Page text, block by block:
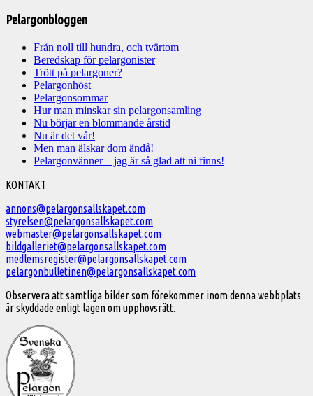
Pelargonbloggen
Från noll till hundra, och tvärtom
Beredskap för pelargonister
Trött på pelargoner?
Pelargonhöst
Pelargonsommar
Hur man minskar sin pelargonsamling
Nu börjar en blommande årstid
Nu är det vår!
Men man älskar dom ändå!
Pelargonvänner – jag är så glad att ni finns!
Välkommen
till
Svenska
Pelargonsällskapet
KONTAKT
annons@pelargonsallskapet.com
styrelsen@pelargonsallskapet.com
webmaster@pelargonsallskapet.com
bildgalleriet@pelargonsallskapet.com
medlemsregister@pelargonsallskapet.com
pelargonbulletinen@pelargonsallskapet.com
Observera att samtliga bilder som förekommer inom denna webbplats
är skyddade enligt lagen om upphovsrätt.